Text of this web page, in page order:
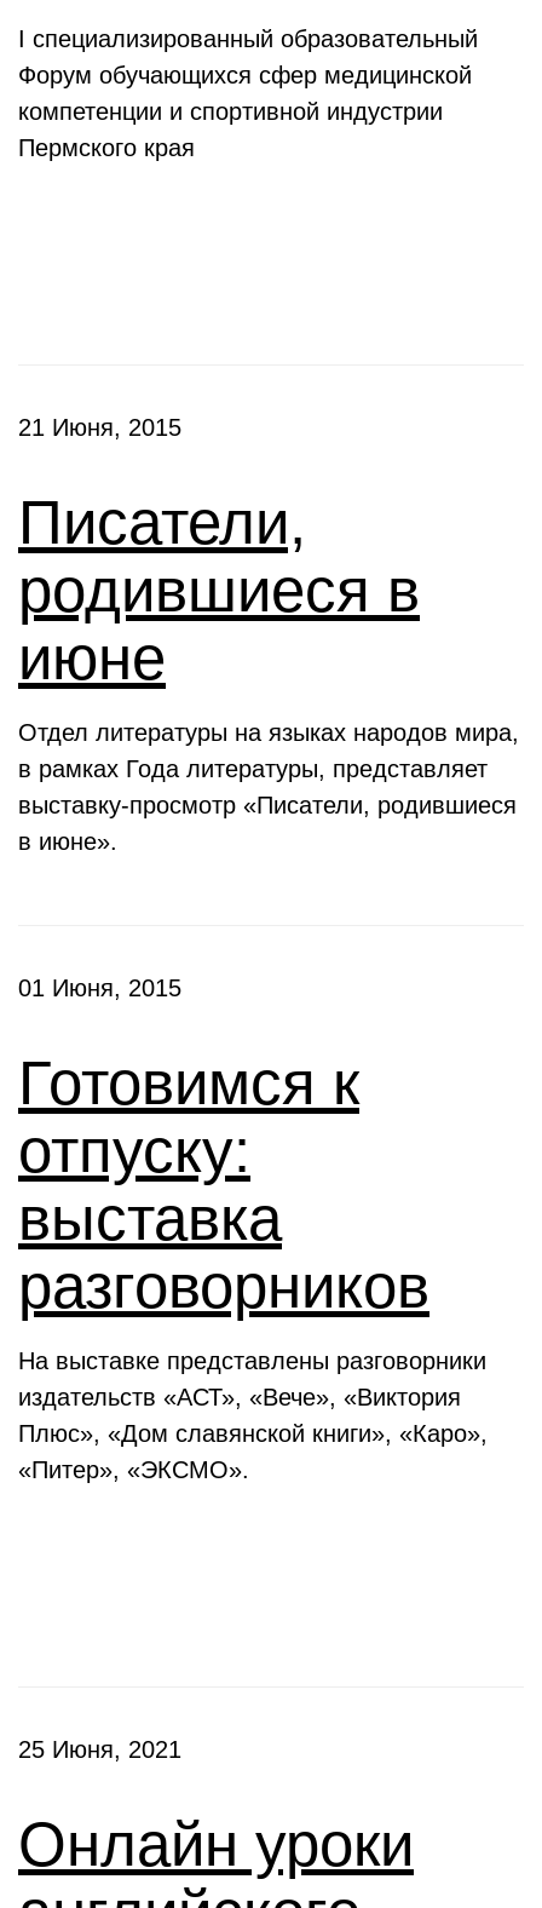
I специализированный образовательный
Форум обучающихся сфер медицинской
компетенции и спортивной индустрии
Пермского края
21 Июня, 2015
Писатели,
родившиеся в
июне
Отдел литературы на языках народов мира,
в рамках Года литературы, представляет
выставку-просмотр «Писатели, родившиеся
в июне».
01 Июня, 2015
Готовимся к
отпуску:
выставка
разговорников
На выставке представлены разговорники
издательств «АСТ», «Вече», «Виктория
Плюс», «Дом славянской книги», «Каро»,
«Питер», «ЭКСМО».
25 Июня, 2021
Онлайн уроки